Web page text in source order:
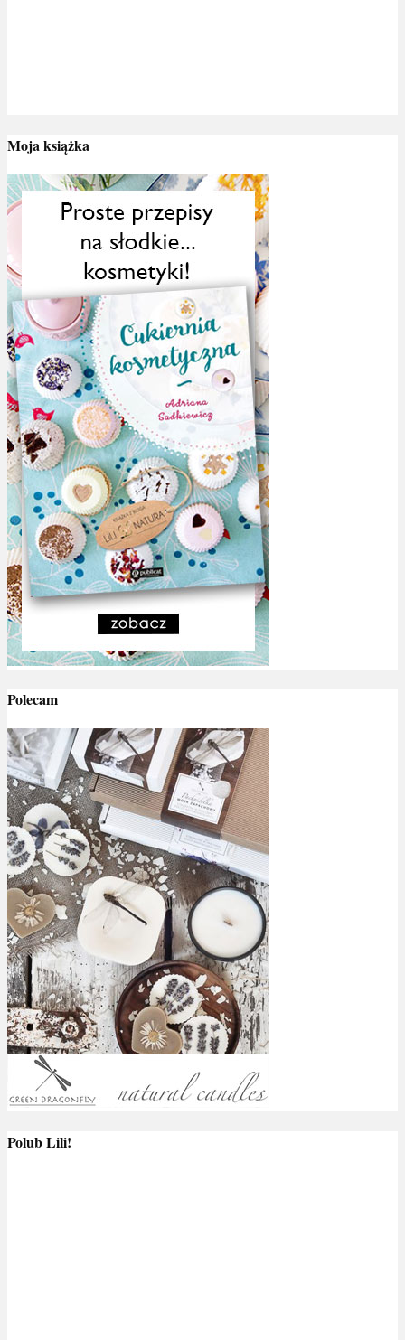
Moja książka
Polecam
Polub Lili!